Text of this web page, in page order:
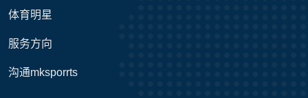
体育明星
服务方向
沟通mksporrts